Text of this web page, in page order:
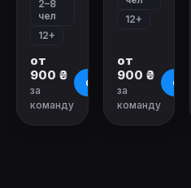
2–8
чел
12+
от
900 ₴
за
команду
О квесте
12+
от
900 ₴
за
команду
О